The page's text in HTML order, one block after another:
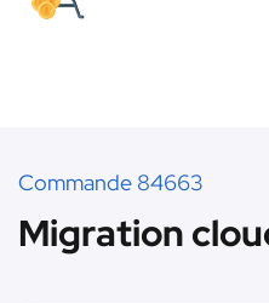
Commande 84663
Migration